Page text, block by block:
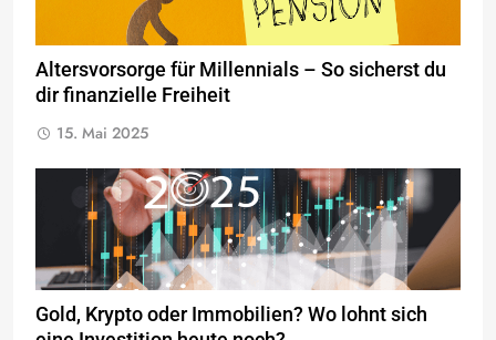
Altersvorsorge für Millennials – So sicherst du
dir finanzielle Freiheit
15. Mai 2025
Gold, Krypto oder Immobilien? Wo lohnt sich